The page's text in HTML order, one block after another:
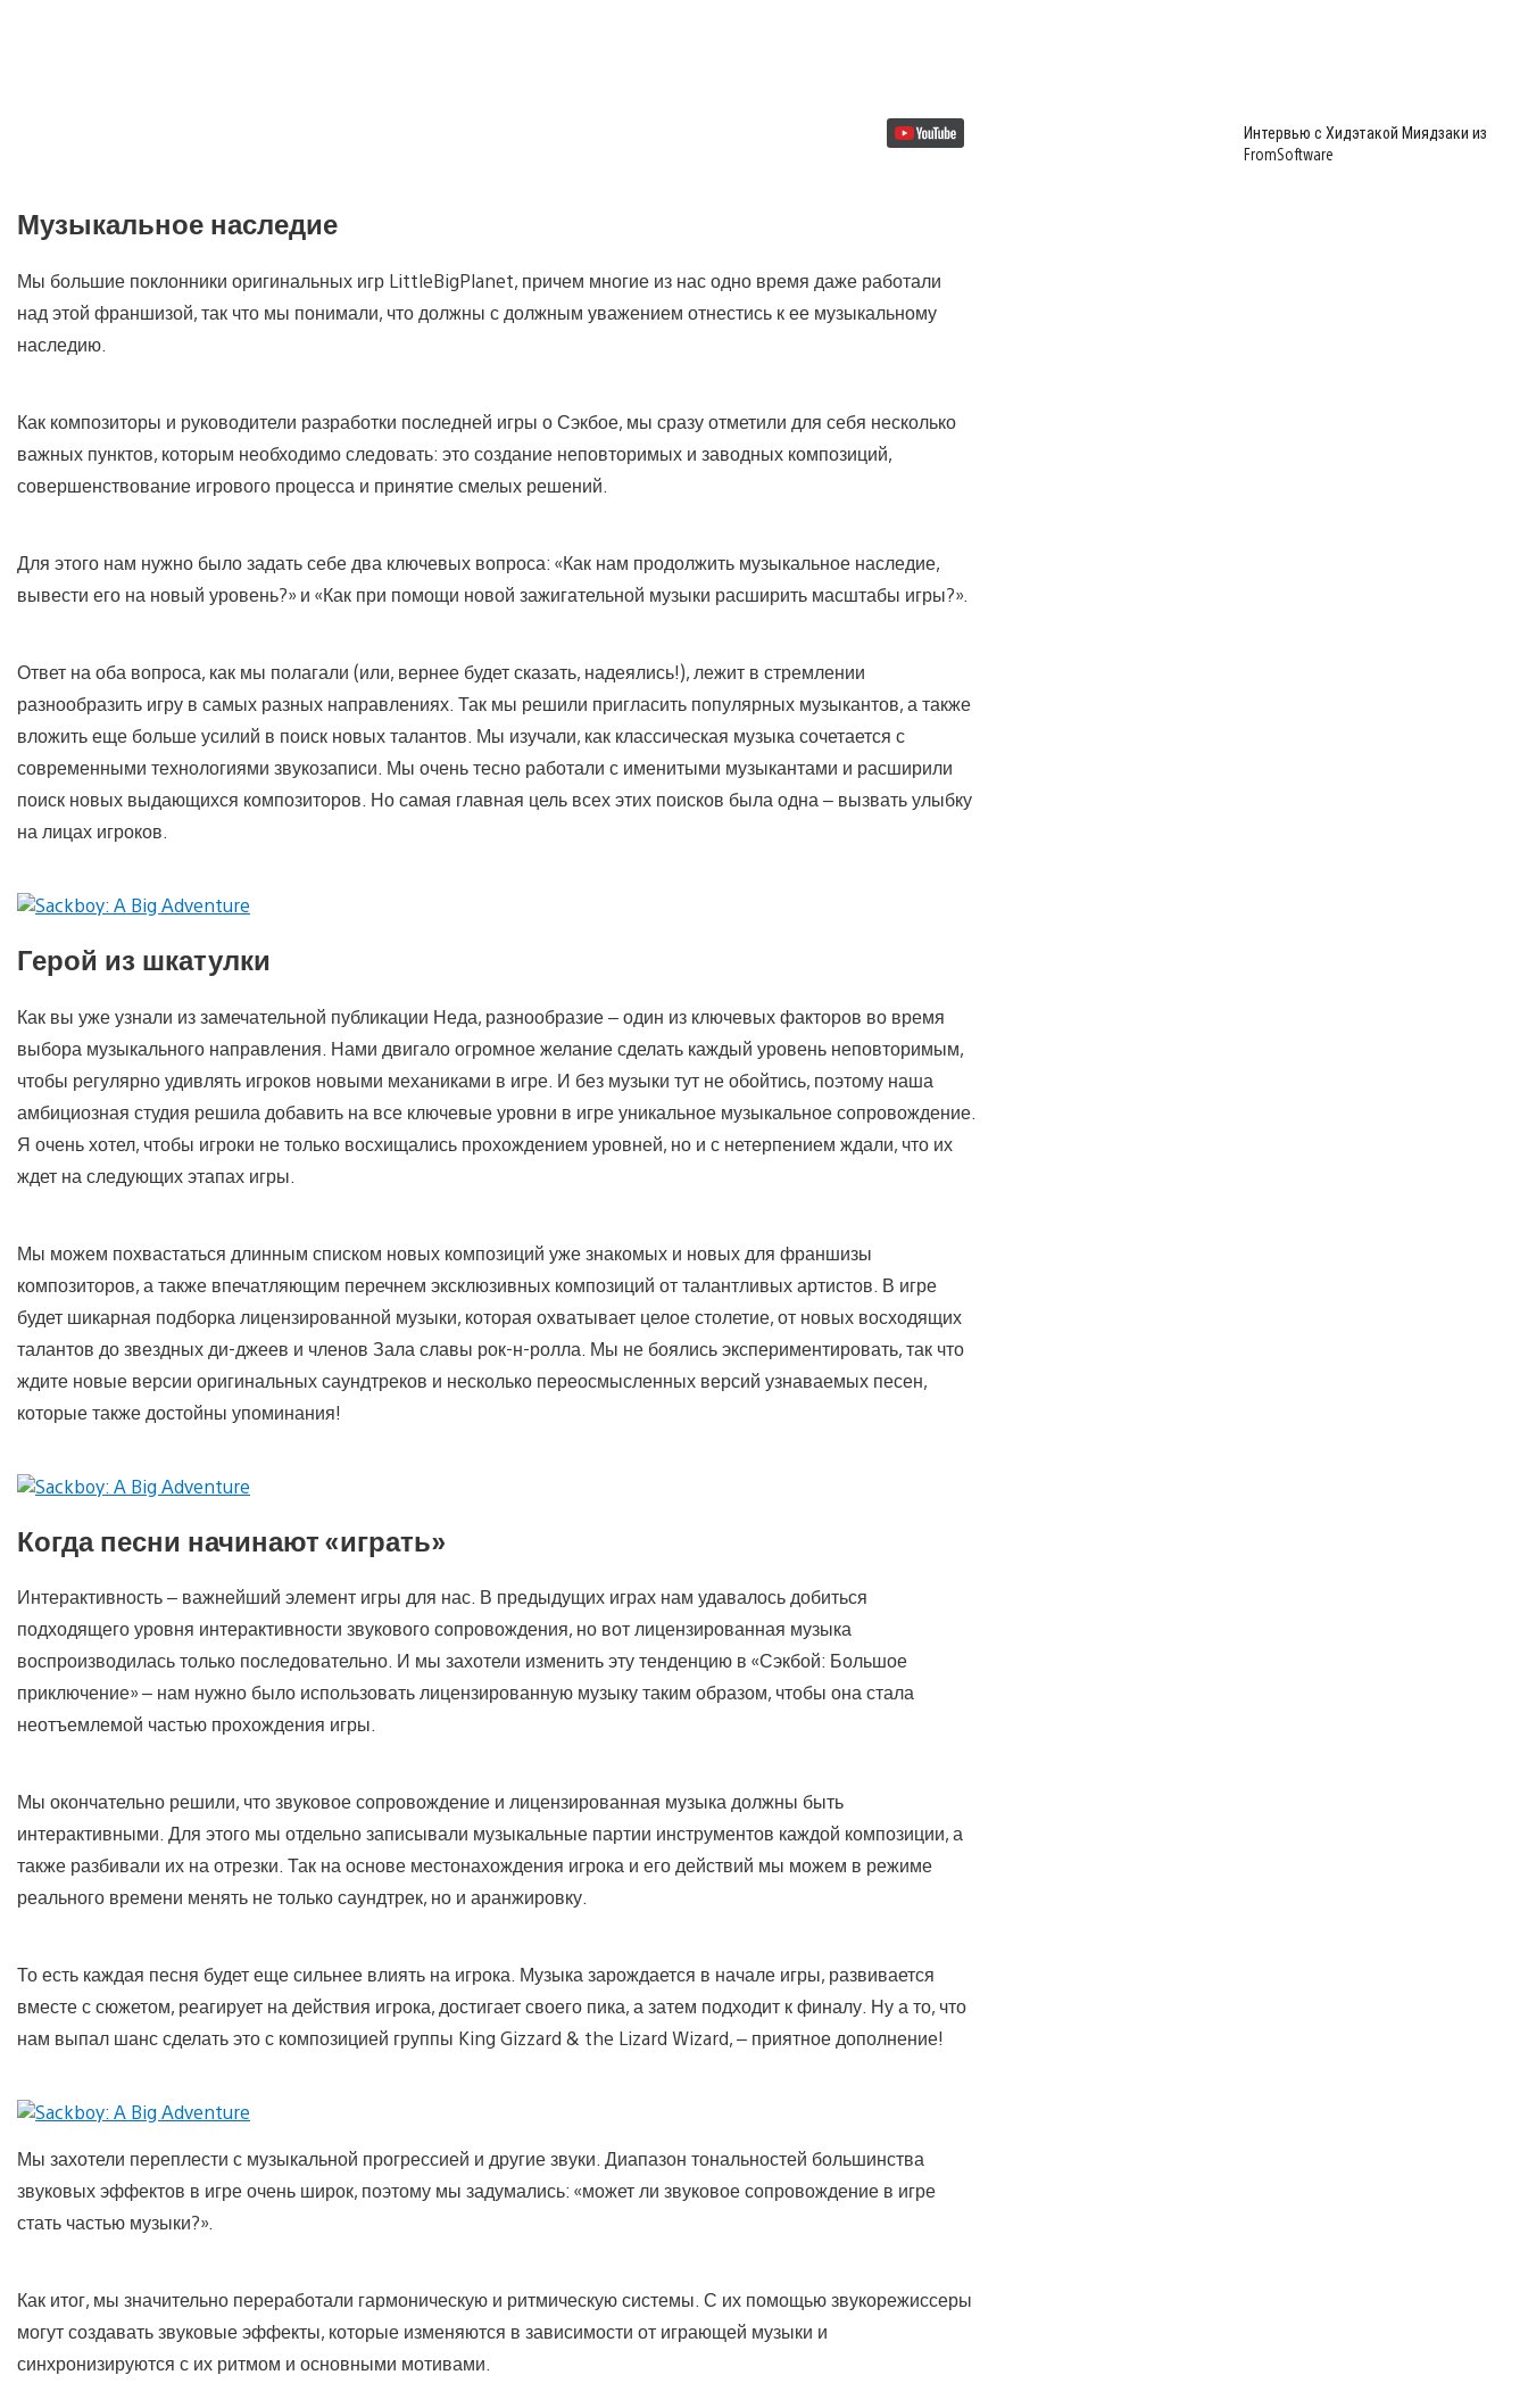
Музыкальное наследие
Мы большие поклонники оригинальных игр LittleBigPlanet, причем многие из нас одно время даже работали
над этой франшизой, так что мы понимали, что должны с должным уважением отнестись к ее музыкальному
наследию.
Как композиторы и руководители разработки последней игры о Сэкбое, мы сразу отметили для себя несколько
важных пунктов, которым необходимо следовать: это создание неповторимых и заводных композиций,
совершенствование игрового процесса и принятие смелых решений.
Для этого нам нужно было задать себе два ключевых вопроса: «Как нам продолжить музыкальное наследие,
вывести его на новый уровень?» и «Как при помощи новой зажигательной музыки расширить масштабы игры?».
Ответ на оба вопроса, как мы полагали (или, вернее будет сказать, надеялись!), лежит в стремлении
разнообразить игру в самых разных направлениях. Так мы решили пригласить популярных музыкантов, а также
вложить еще больше усилий в поиск новых талантов. Мы изучали, как классическая музыка сочетается с
современными технологиями звукозаписи. Мы очень тесно работали с именитыми музыкантами и расширили
поиск новых выдающихся композиторов. Но самая главная цель всех этих поисков была одна – вызвать улыбку
на лицах игроков.
Герой из шкатулки
Как вы уже узнали из замечательной публикации Неда, разнообразие – один из ключевых факторов во время
выбора музыкального направления. Нами двигало огромное желание сделать каждый уровень неповторимым,
чтобы регулярно удивлять игроков новыми механиками в игре. И без музыки тут не обойтись, поэтому наша
амбициозная студия решила добавить на все ключевые уровни в игре уникальное музыкальное сопровождение.
Я очень хотел, чтобы игроки не только восхищались прохождением уровней, но и с нетерпением ждали, что их
ждет на следующих этапах игры.
Мы можем похвастаться длинным списком новых композиций уже знакомых и новых для франшизы
композиторов, а также впечатляющим перечнем эксклюзивных композиций от талантливых артистов. В игре
будет шикарная подборка лицензированной музыки, которая охватывает целое столетие, от новых восходящих
талантов до звездных ди-джеев и членов Зала славы рок-н-ролла. Мы не боялись экспериментировать, так что
ждите новые версии оригинальных саундтреков и несколько переосмысленных версий узнаваемых песен,
которые также достойны упоминания!
Когда песни начинают «играть»
Интерактивность – важнейший элемент игры для нас. В предыдущих играх нам удавалось добиться
подходящего уровня интерактивности звукового сопровождения, но вот лицензированная музыка
воспроизводилась только последовательно. И мы захотели изменить эту тенденцию в «‎Сэкбой: Большое
приключение» – нам нужно было использовать лицензированную музыку таким образом, чтобы она стала
неотъемлемой частью прохождения игры.
Мы окончательно решили, что звуковое сопровождение и лицензированная музыка должны быть
интерактивными. Для этого мы отдельно записывали музыкальные партии инструментов каждой композиции, а
также разбивали их на отрезки. Так на основе местонахождения игрока и его действий мы можем в режиме
реального времени менять не только саундтрек, но и аранжировку.
То есть каждая песня будет еще сильнее влиять на игрока. Музыка зарождается в начале игры, развивается
вместе с сюжетом, реагирует на действия игрока, достигает своего пика, а затем подходит к финалу. Ну а то, что
нам выпал шанс сделать это с композицией группы King Gizzard & the Lizard Wizard, – приятное дополнение!
Мы захотели переплести с музыкальной прогрессией и другие звуки. Диапазон тональностей большинства
звуковых эффектов в игре очень широк, поэтому мы задумались: «может ли звуковое сопровождение в игре
стать частью музыки?».
Как итог, мы значительно переработали гармоническую и ритмическую системы. С их помощью звукорежиссеры
могут создавать звуковые эффекты, которые изменяются в зависимости от играющей музыки и
синхронизируются с их ритмом и основными мотивами.
Интервью с Хидэтакой Миядзаки из
FromSoftware